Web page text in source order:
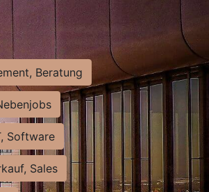
Beratung
Software
Sales